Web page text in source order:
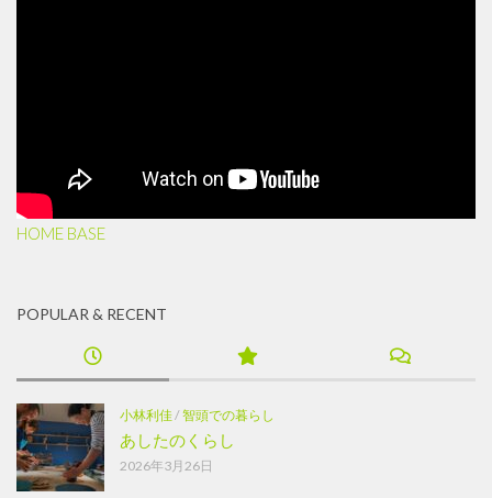
HOME BASE
POPULAR & RECENT
小林利佳/智頭での暮らし
あしたのくらし
2026年3月26日